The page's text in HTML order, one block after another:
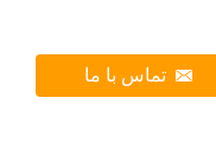
تماس با ما